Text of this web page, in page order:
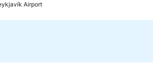
Airport